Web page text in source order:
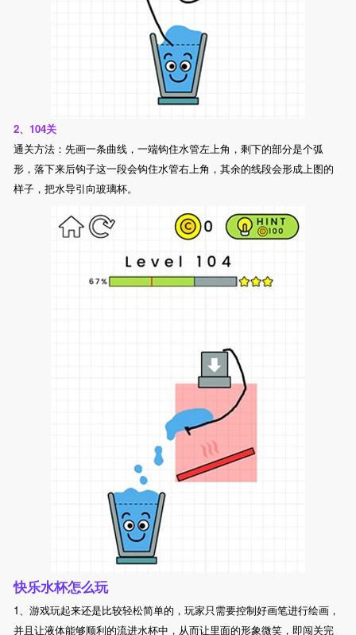
2、104关
通关方法：先画一条曲线，一端钩住水管左上角，剩下的部分是个弧
形，落下来后钩子这一段会钩住水管右上角，其余的线段会形成上图的
样子，把水导引向玻璃杯。
快乐水杯怎么玩
1、游戏玩起来还是比较轻松简单的，玩家只需要控制好画笔进行绘画，
并且让液体能够顺利的流进水杯中，从而让里面的形象微笑，即闯关完